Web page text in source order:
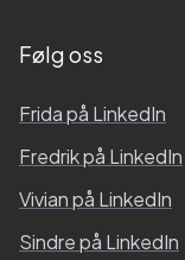
Følg oss
Fridapå LinkedIn
Fredrikpå LinkedIn
Vivianpå LinkedIn
Sindrepå LinkedIn